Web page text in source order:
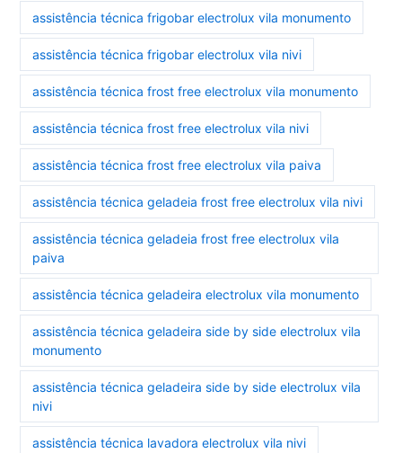
assistência técnica frigobar electrolux vila monumento
assistência técnica frigobar electrolux vila nivi
assistência técnica frost free electrolux vila monumento
assistência técnica frost free electrolux vila nivi
assistência técnica frost free electrolux vila paiva
assistência técnica geladeia frost free electrolux vila nivi
assistência técnica geladeia frost free electrolux vila
paiva
assistência técnica geladeira electrolux vila monumento
assistência técnica geladeira side by side electrolux vila
monumento
assistência técnica geladeira side by side electrolux vila
nivi
assistência técnica lavadora electrolux vila nivi